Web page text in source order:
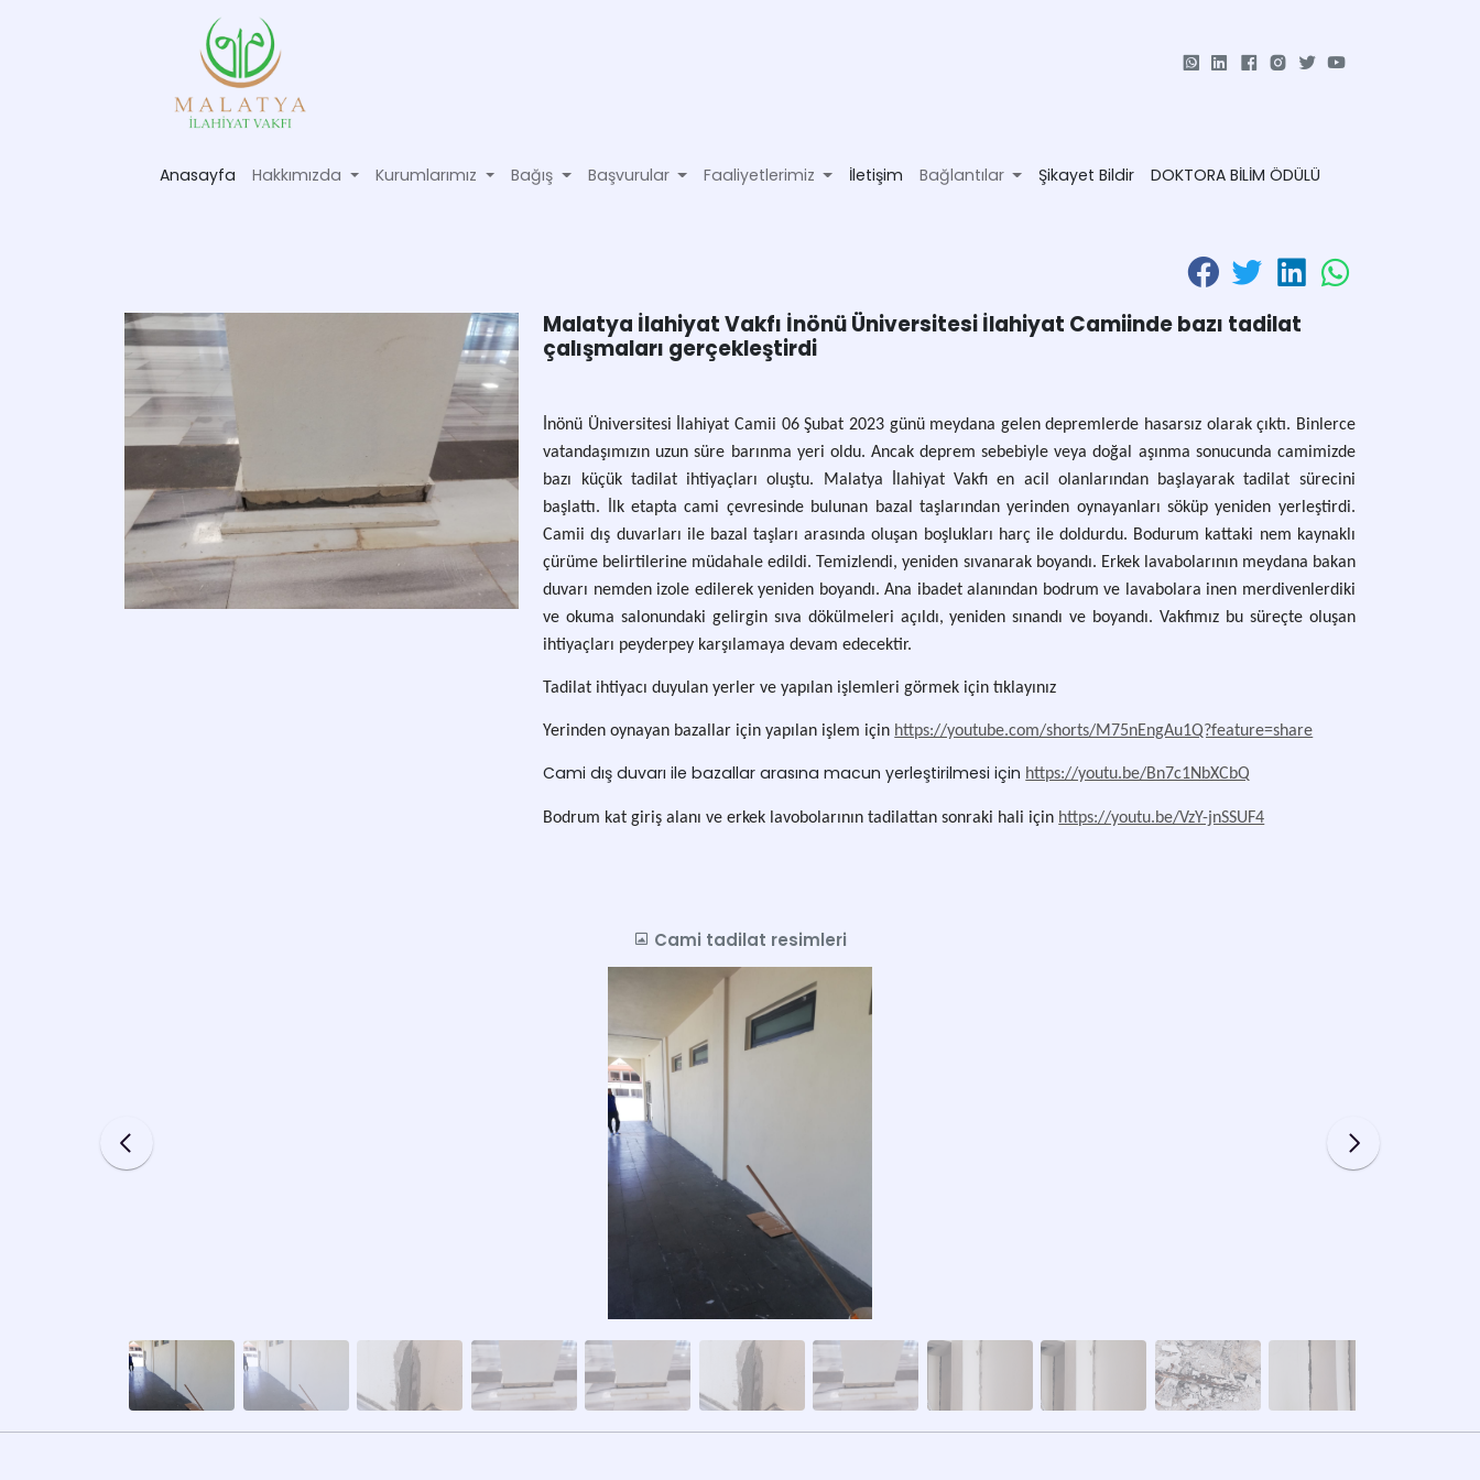
Anasayfa Hakkımızda Kurumlarımız Bağış Başvurular Faaliyetlerimiz İletişim Bağlantılar Şikayet Bildir DOKTORA BİLİM ÖDÜLÜ
Malatya İlahiyat Vakfı İnönü Üniversitesi İlahiyat Camiinde bazı tadilat
çalışmaları gerçekleştirdi
İnönü Üniversitesi İlahiyat Camii 06 Şubat 2023 günü meydana gelen depremlerde hasarsız olarak çıktı. Binlerce
vatandaşımızın uzun süre barınma yeri oldu. Ancak deprem sebebiyle veya doğal aşınma sonucunda camimizde
bazı küçük tadilat ihtiyaçları oluştu. Malatya İlahiyat Vakfı en acil olanlarından başlayarak tadilat sürecini
başlattı. İlk etapta cami çevresinde bulunan bazal taşlarından yerinden oynayanları söküp yeniden yerleştirdi.
Camii dış duvarları ile bazal taşları arasında oluşan boşlukları harç ile doldurdu. Bodurum kattaki nem kaynaklı
çürüme belirtilerine müdahale edildi. Temizlendi, yeniden sıvanarak boyandı. Erkek lavabolarının meydana bakan
duvarı nemden izole edilerek yeniden boyandı. Ana ibadet alanından bodrum ve lavabolara inen merdivenlerdiki
ve okuma salonundaki gelirgin sıva dökülmeleri açıldı, yeniden sınandı ve boyandı. Vakfımız bu süreçte oluşan
ihtiyaçları peyderpey karşılamaya devam edecektir.
Tadilat ihtiyacı duyulan yerler ve yapılan işlemleri görmek için tıklayınız
Yerinden oynayan bazallar için yapılan işlem için https://youtube.com/shorts/M75nEngAu1Q?feature=share
Cami dış duvarı ile bazallar arasına macun yerleştirilmesi için https://youtu.be/Bn7c1NbXCbQ
Bodrum kat giriş alanı ve erkek lavobolarının tadilattan sonraki hali için https://youtu.be/VzY-jnSSUF4
Cami tadilat resimleri